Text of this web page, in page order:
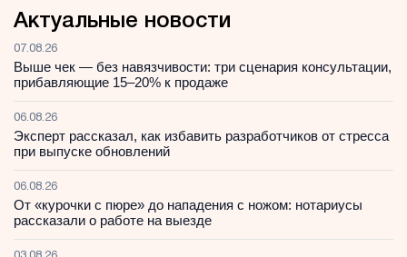
Актуальные новости
07.08.26
Выше чек — без навязчивости: три сценария консультации,
прибавляющие 15–20% к продаже
06.08.26
Эксперт рассказал, как избавить разработчиков от стресса
при выпуске обновлений
06.08.26
От «курочки с пюре» до нападения с ножом: нотариусы
рассказали о работе на выезде